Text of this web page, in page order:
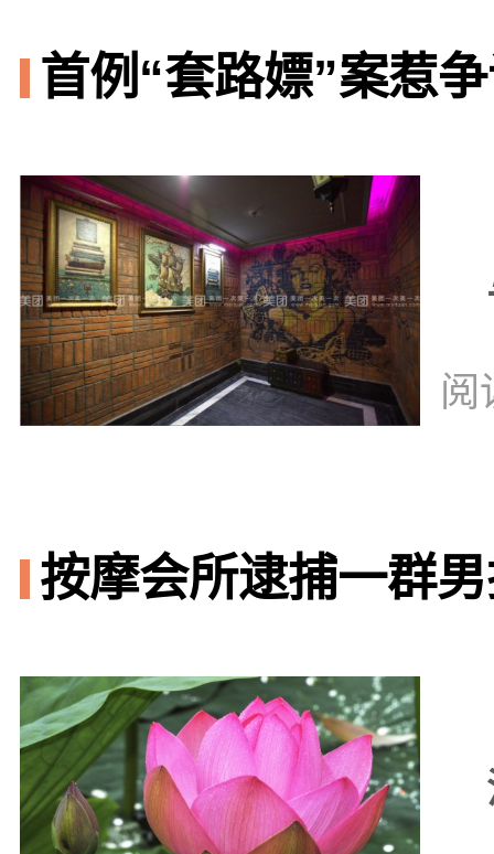
首例“套路嫖”案惹
阅
按摩会所逮捕一群